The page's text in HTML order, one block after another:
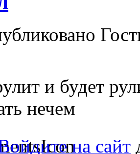
и будет
нечем
на сайт